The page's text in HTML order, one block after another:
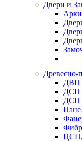
Двери и
Древесно-
ДВП
ДСП
ДСП
ЦСП,